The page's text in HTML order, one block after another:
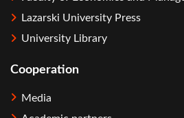
Lazarski University Press
University Library
Cooperation
Media